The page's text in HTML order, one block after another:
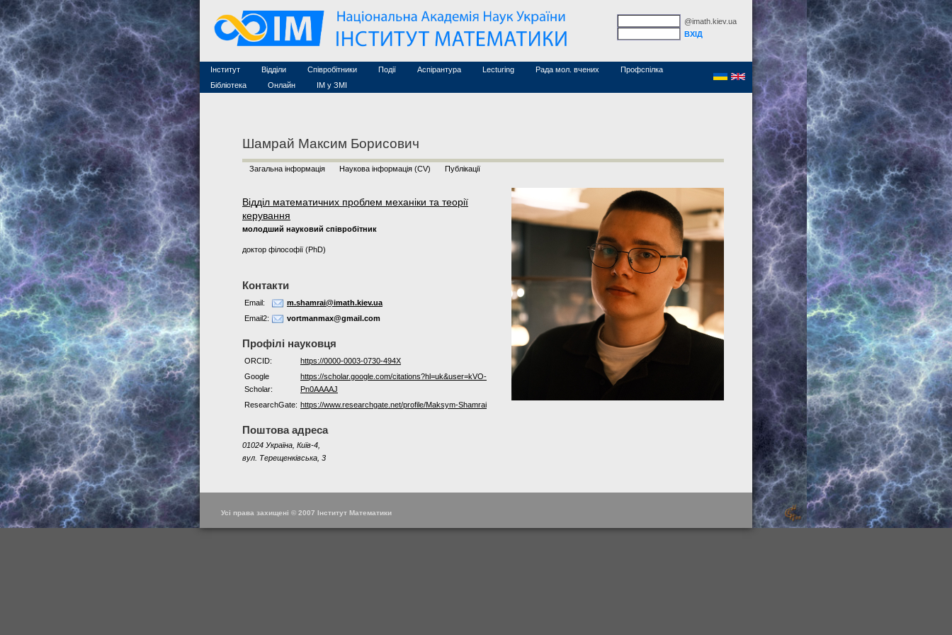
@imath.kiev.ua
Інститут
Конкурси на посади
Науково-організаційна робота
Відділи Співробітники
Асоційовані дослідники
Технічний персонал
Події
Конференції (архів)
Курси з математики
Аспірантура Lecturing Рада мол. вчених
Профспілка
Бібліотека
MathSciNet
Публікації
Онлайн
ІМ у ЗМІ
Шамрай Максим Борисович
Загальна інформація Наукова інформація (CV) Публікації
Відділ математичних проблем механіки та теорії
керування
молодший науковий співробітник
доктор філософії (PhD)
Контакти
Email:
m.shamrai@imath.kiev.ua
Email2:
vortmanmax@gmail.com
Профілі науковця
ORCID:
https://0000-0003-0730-494X
Google
Scholar:
https://scholar.google.com/citations?hl=uk&user=kVO-
Pn0AAAAJ
ResearchGate: https://www.researchgate.net/profile/Maksym-Shamrai
Поштова адреса
01024 Україна, Київ-4,
вул. Терещенківська, 3
Усі права захищені © 2007 Інститут Математики